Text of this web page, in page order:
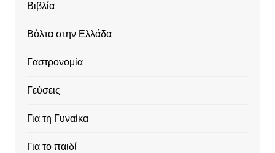
Βιβλία
Βόλτα στην Ελλάδα
Γαστρονομία
Γεύσεις
Για τη Γυναίκα
Για το παιδί